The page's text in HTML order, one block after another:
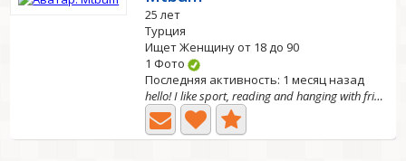
25 лет
Турция
Ищет Женщину от 18 до 90
1 Фото
Последняя активность: 1 месяц назад
hello! I like sport, reading and hanging with friends